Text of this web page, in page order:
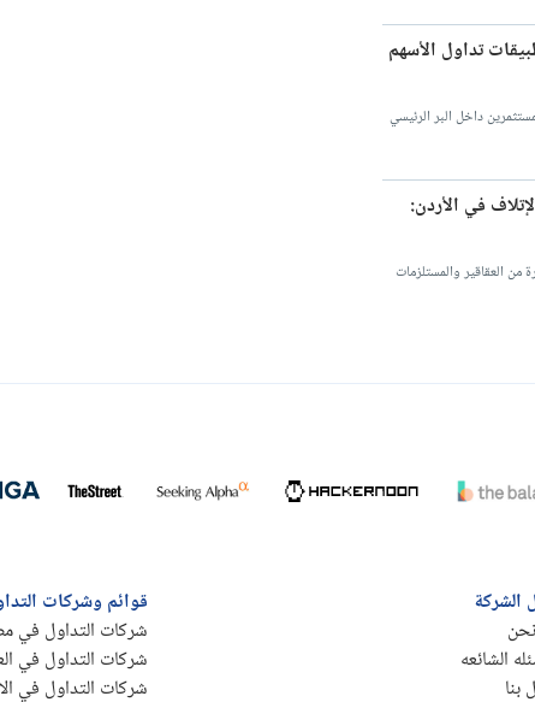
تداول الأسهم
داخل البر الرئيسي
في الأردن:
العقاقير والمستلزمات
الشركة
الشائعه
بنا
قوائم وشركات
شركات التداول في
شركات التداول في
شركات التداول في